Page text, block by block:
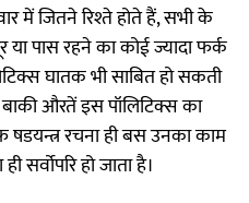
में जितने रिश्ते होते हैं, सभी के
या पास रहने का कोई ज्यादा फर्क
घातक भी साबित हो सकती
बाकी औरतें इस पॉलिटिक्स का
रचना ही बस उनका काम
सर्वोपरि हो जाता है।